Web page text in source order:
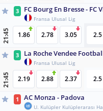
3 FC Bourg En Bresse - FC
Fransa Ulusal Lig
21:45 1.86 2.78 3.05 2.5
3 La Roche Vendee
Fransa Ulusal Lig
21:45 2.19 2.88 2.37 2.5
1 AC Monza - Padova
U. Kulüpler Kulüplerarası